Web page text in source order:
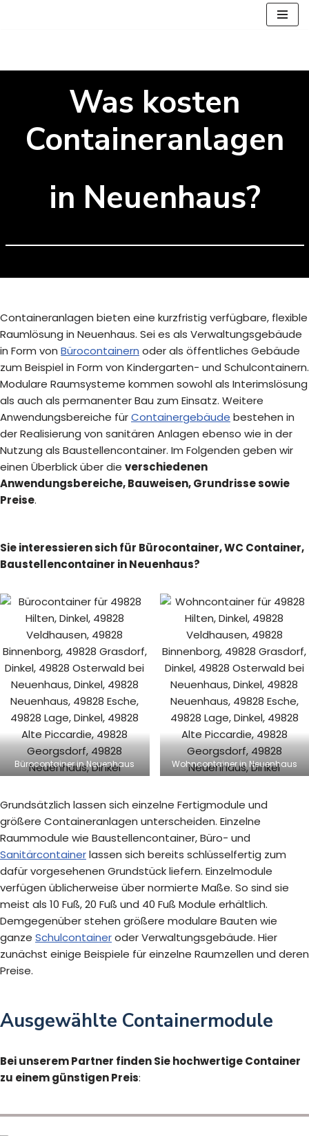
springen
Was kosten
Containeranlagen
in Neuenhaus?
Containeranlagen bieten eine kurzfristig verfügbare, flexible
Raumlösung in Neuenhaus. Sei es als Verwaltungsgebäude
in Form von Bürocontainern oder als öffentliches Gebäude
zum Beispiel in Form von Kindergarten- und Schulcontainern.
Modulare Raumsysteme kommen sowohl als Interimslösung
als auch als permanenter Bau zum Einsatz. Weitere
Anwendungsbereiche fürContainergebäude bestehen in
der Realisierung von sanitären Anlagen ebenso wie in der
Nutzung als Baustellencontainer. Im Folgenden geben wir
einen Überblick über die verschiedenen
Anwendungsbereiche, Bauweisen, Grundrisse sowie
Preise.
Sie interessieren sich für Bürocontainer, WC Container,
Baustellencontainer in Neuenhaus?
Bürocontainer in Neuenhaus Wohncontainer in Neuenhaus
Grundsätzlich lassen sich einzelne Fertigmodule und
größere Containeranlagen unterscheiden. Einzelne
Raummodule wie Baustellencontainer, Büro- und
Sanitärcontainerlassen sich bereits schlüsselfertig zum
dafür vorgesehenen Grundstück liefern. Einzelmodule
verfügen üblicherweise über normierte Maße. So sind sie
meist als 10 Fuß, 20 Fuß und 40 Fuß Module erhältlich.
Demgegenüber stehen größere modulare Bauten wie
ganze Schulcontaineroder Verwaltungsgebäude. Hier
zunächst einige Beispiele für einzelne Raumzellen und deren
Preise.
Ausgewählte Containermodule
Bei unserem Partner finden Sie hochwertige Container
zu einem günstigen Preis: